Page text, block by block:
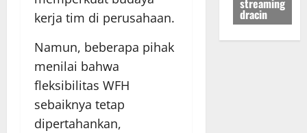
kerja tim di perusahaan.
Namun, beberapa pihak
menilai bahwa
fleksibilitas WFH
sebaiknya tetap
dipertahankan,
dracin